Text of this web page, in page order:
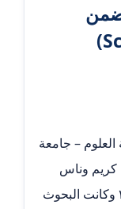
ضمن
مستوعبات سكوباس (Scopus)
– جامعة
كريم وناس
الشريفي) “١٤” بحثاً علمياً خلال عام ٢٠٢٣ وكانت البحوث